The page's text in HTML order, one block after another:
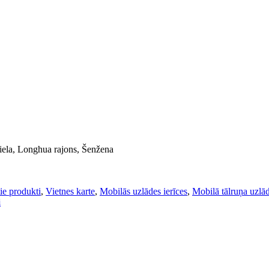
Longhua rajons, Šenžena
produkti, Vietnes karte, Mobilās uzlādes ierīces, Mobilā tālruņa